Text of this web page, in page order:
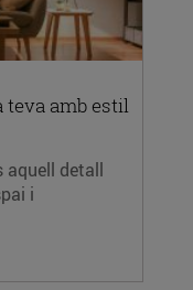
teva amb estil
aquell detall
i